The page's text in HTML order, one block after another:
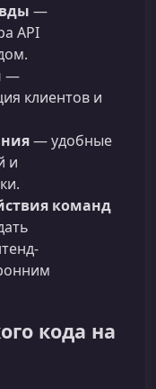
—
API
—
клиентов и
— удобные
и
команд
кода на